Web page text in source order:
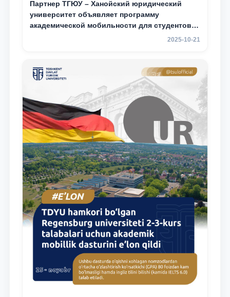
Партнер ТГЮУ – Ханойский юридический
университет объявляет программу
академической мобильности для студентов
2025-10-21